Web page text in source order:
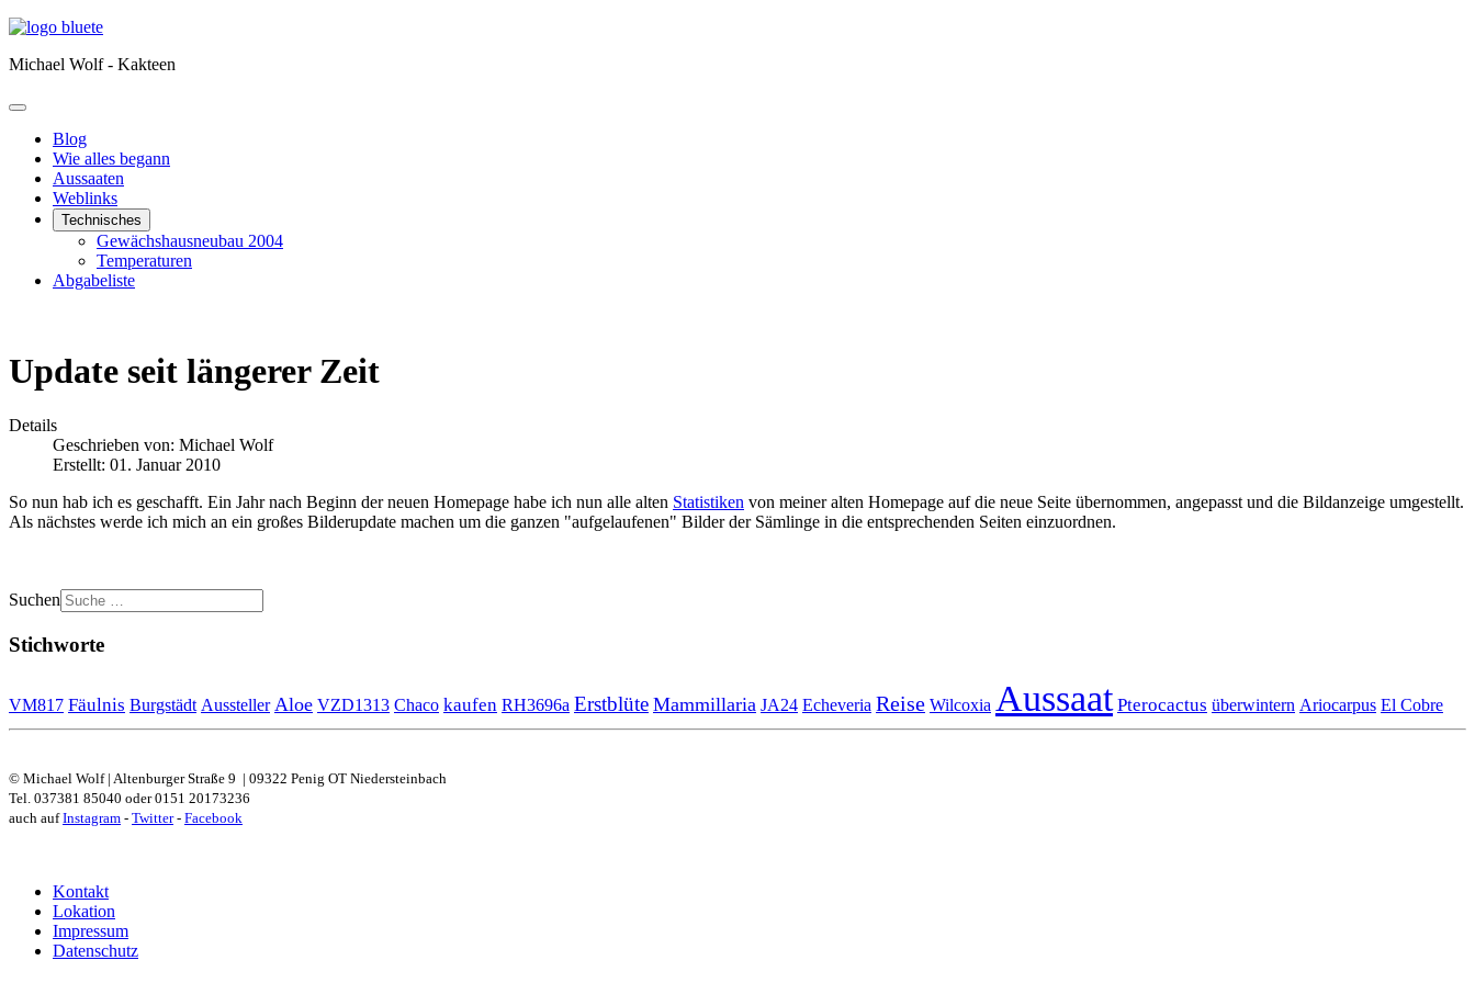
Michael Wolf - Kakteen
Blog
Wie alles begann
Aussaaten
Weblinks
Technisches
Gewächshausneubau 2004
Temperaturen
Abgabeliste
Update seit längerer Zeit
Details
Geschrieben von: Michael Wolf
Erstellt: 01. Januar 2010
So nun hab ich es geschafft. Ein Jahr nach Beginn der neuen Homepage habe ich nun alle alten Statistiken von meiner alten Homepage auf die neue Seite übernommen, angepasst und die Bildanzeige umgestellt.
Als nächstes werde ich mich an ein großes Bilderupdate machen um die ganzen "aufgelaufenen" Bilder der Sämlinge in die entsprechenden Seiten einzuordnen.
Suchen
Stichworte
VM817 Fäulnis Burgstädt Aussteller Aloe VZD1313 Chaco kaufen RH3696a Erstblüte Mammillaria JA24 Echeveria Reise Wilcoxia Aussaat Pterocactus überwintern Ariocarpus El Cobre
© Michael Wolf | Altenburger Straße 9 | 09322 Penig OT Niedersteinbach
Tel. 037381 85040 oder 0151 20173236
auch aufInstagram - Twitter- Facebook
Kontakt
Lokation
Impressum
Datenschutz